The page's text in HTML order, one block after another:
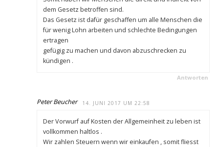
dem Gesetz betroffen sind.
Das Gesetz ist dafür geschaffen um alle Menschen die
für wenig Lohn arbeiten und schlechte Bedingungen
ertragen
gefügig zu machen und davon abzuschrecken zu
kündigen .
Antworten
Peter Beucher 14. JUNI 2017 UM 22:58
Der Vorwurf auf Kosten der Allgemeinheit zu leben ist
vollkommen haltlos .
Wir zahlen Steuern wenn wir einkaufen , somit fliesst